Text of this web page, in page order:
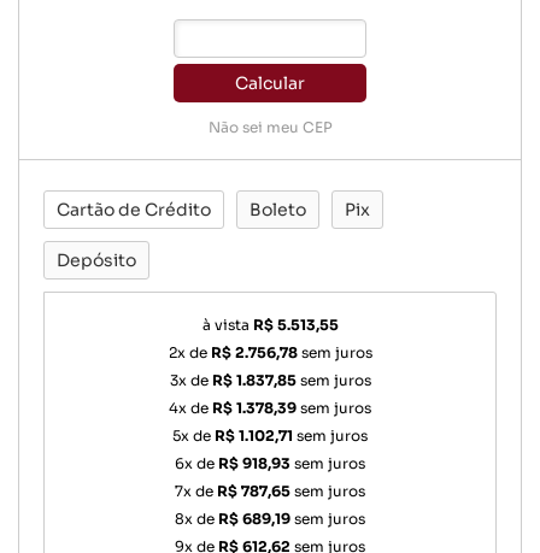
Calcular
Não sei meu CEP
Cartão de Crédito Boleto Pix
Depósito
à vista R$ 5.513,55
2x de R$ 2.756,78sem juros
3x de R$ 1.837,85sem juros
4x de R$ 1.378,39 sem juros
5x de R$ 1.102,71 sem juros
6x de R$ 918,93 sem juros
7x de R$ 787,65 sem juros
8x de R$ 689,19 sem juros
9x de R$ 612,62 sem juros